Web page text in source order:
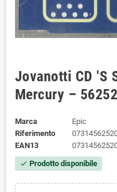
Jovanotti CD 'S
Mercury –
Marca
Epic
Riferimento
EAN13
check Prodotto disponibile